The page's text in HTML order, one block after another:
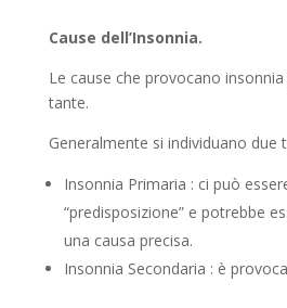
Cause dell’Insonnia.
Le cause che provocano
tante.
Generalmente si individuano due
Insonnia Primaria : ci può
“predisposizione” e potrebbe
una causa precisa.
Insonnia Secondaria : è